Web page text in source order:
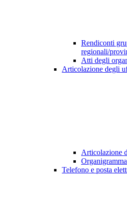
Rendiconti
regionali/
Atti degli
Articolazione degli
Articolazione
Organigramma
Telefono e posta